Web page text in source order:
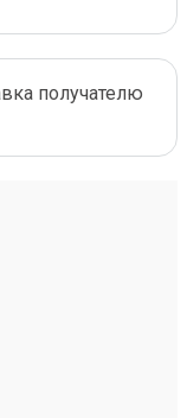
получателю